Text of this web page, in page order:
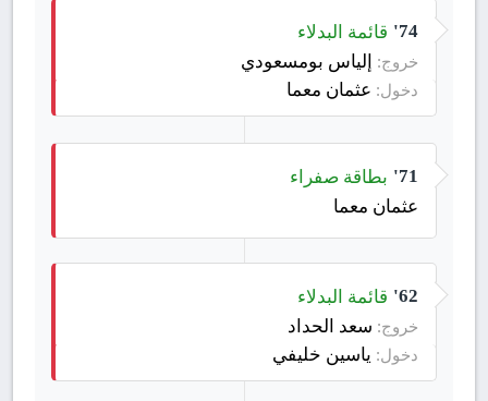
74' قائمة البدلاء
خروج: إلياس بومسعودي
دخول: عثمان معما
71'
بطاقة صفراء
عثمان معما
62' قائمة البدلاء
خروج: سعد الحداد
دخول: ياسين خليفي